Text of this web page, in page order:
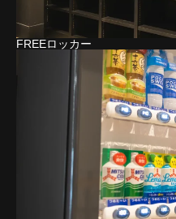
FREEロッカー